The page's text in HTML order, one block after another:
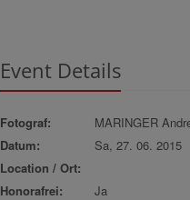
Event Details
Fotograf:
MARINGER
Datum:
Sa, 27. 06. 2015
Location / Ort:
Honorafrei:
Ja